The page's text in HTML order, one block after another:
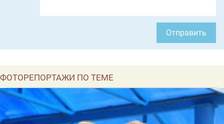
Отправить
ФОТОРЕПОРТАЖИ ПО ТЕМЕ